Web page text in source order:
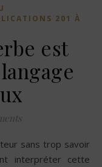
201 À
est
interpréter cette